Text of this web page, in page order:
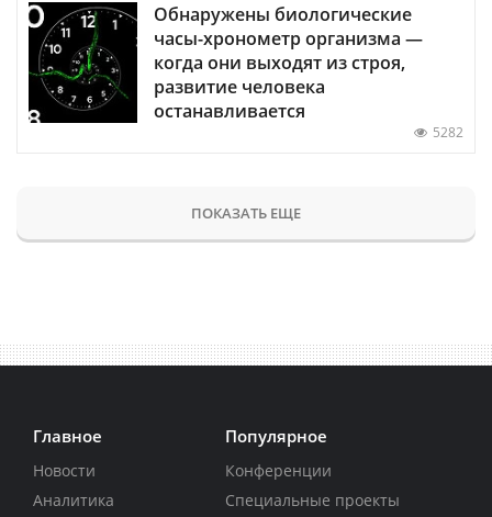
Обнаружены биологические
часы-хронометр организма —
когда они выходят из строя,
развитие человека
останавливается
5282
ПОКАЗАТЬ ЕЩЕ
Главное
Новости
Аналитика
Популярное
Конференции
Специальные проекты